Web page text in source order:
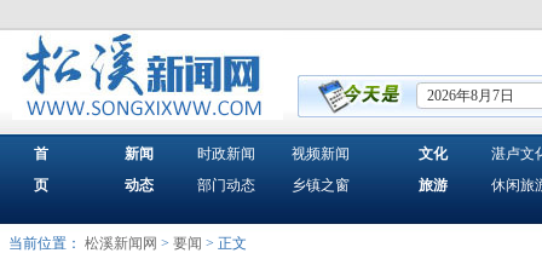
2026年8月7日
首
页
新闻
动态
时政新闻
部门动态
视频新闻
乡镇之窗
文化
旅游
湛卢文
休闲旅
当前位置：松溪新闻网 >要闻 > 正文